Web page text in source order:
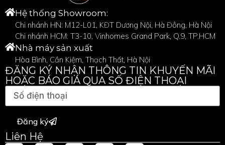
Hệ thống Showroom:
Chi nhánh HN: M12-L01, KĐT Dương Nội, Hà Đông, Hà Nội
Chi nhánh HCM: T3-10, Vinhomes Grand Park, Q.9, TP.HCM
Nhà máy sản xuất
Hòa Bình, Cần Kiệm, Thạch Thất, Hà Nội
ĐĂNG KÝ NHẬN THÔNG TIN KHUYẾN MÃI
HOẶC BÁO GIÁ QUA SỐ ĐIỆN THOẠI
Đăng ký
Liên Hệ